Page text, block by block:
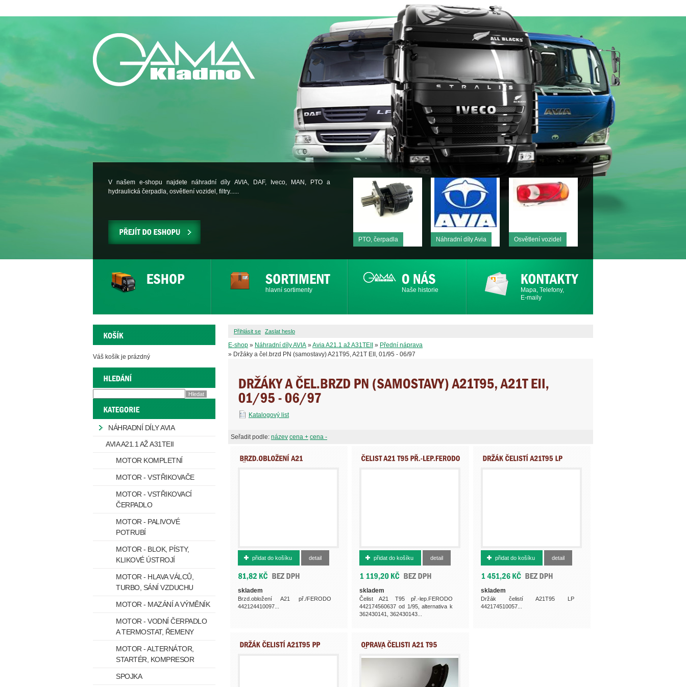
V našem e-shopu najdete náhradní díly AVIA, DAF, Iveco, MAN, PTO a
hydraulická čerpadla, osvětlení vozidel, filtry......
PTO, čerpadla Náhradní díly Avia Osvětlení vozidel
hlavní sortimenty Naše historie
Mapa, Telefony,
E-maily
Přihlásit se Zaslat heslo
E-shop » Náhradní díly AVIA »Avia A21.1 až A31TEII » Přední náprava
» Držáky a čel.brzd PN (samostavy) A21T95, A21T EII, 01/95 - 06/97
Katalogový list
Seřadit podle: název cena + cena -
362493701
přidat do košíku detail
skladem
Brzd.obložení A21 př./FERODO
442124410097...
362430145
přidat do košíku detail
skladem
Čelist A21 T95 př.-lep.FERODO
442174560637 od 1/95, alternativa k
362430141, 362430143...
362430110
přidat do košíku detail
skladem
Držák čelistí A21T95 LP
442174510057...
Váš košík je prázdný
NÁHRADNÍ DÍLY AVIA
AVIA A21.1 AŽ A31TEII
MOTOR KOMPLETNÍ
MOTOR - VSTŘIKOVAČE
MOTOR - VSTŘIKOVACÍ
ČERPADLO
MOTOR - PALIVOVÉ
POTRUBÍ
MOTOR - BLOK, PÍSTY,
KLIKOVÉ ÚSTROJÍ
MOTOR - HLAVA VÁLCŮ,
TURBO, SÁNÍ VZDUCHU
MOTOR - MAZÁNÍ A VÝMĚNÍK
MOTOR - VODNÍ ČERPADLO
A TERMOSTAT, ŘEMENY
MOTOR - ALTERNÁTOR,
STARTÉR, KOMPRESOR
SPOJKA